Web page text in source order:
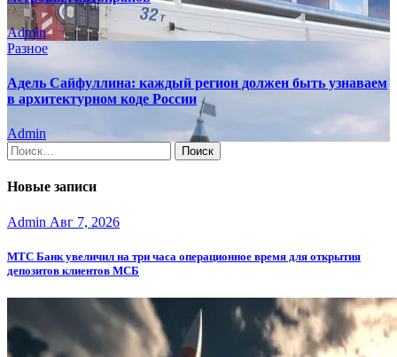
Admin
Разное
Адель Сайфуллина: каждый регион должен быть узнаваем
в архитектурном коде России
Admin
Найти:
Новые записи
Admin Авг 7, 2026
МТС Банк увеличил на три часа операционное время для открытия
депозитов клиентов МСБ